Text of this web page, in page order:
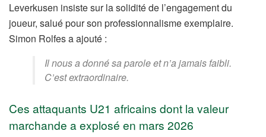
Leverkusen insiste sur la solidité de l’engagement du
joueur, salué pour son professionnalisme exemplaire.
Simon Rolfes a ajouté :
Il nous a donné sa parole et n’a jamais faibli.
C’est extraordinaire.
Ces attaquants U21 africains dont la valeur
marchande a explosé en mars 2026